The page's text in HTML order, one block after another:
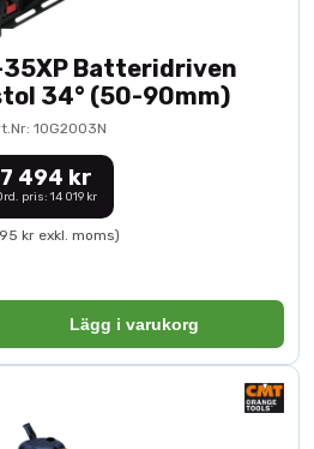
35XP Batteridriven
34° (50-90mm)
10G2003N
7 494 kr
pris: 14 019 kr
kr exkl. moms)
Lägg i varukorg